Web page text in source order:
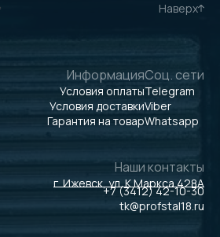
Наверх
Информация
Условия оплаты
Условия доставки
Гарантия на товар
Соц. сети
Telegram
Viber
Whatsapp
Наши контакты
г. Ижевск, ул. К.Маркса 428А
+7 (3412) 42-10-30
tk@profstal18.ru